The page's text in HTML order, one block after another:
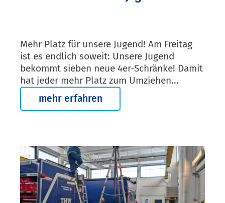
Mehr Platz für unsere Jugend! Am Freitag
ist es endlich soweit: Unsere Jugend
bekommt sieben neue 4er-Schränke! Damit
hat jeder mehr Platz zum Umziehen...
mehr erfahren